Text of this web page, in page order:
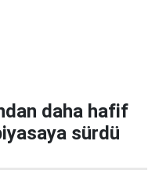
daha hafif
sürdü